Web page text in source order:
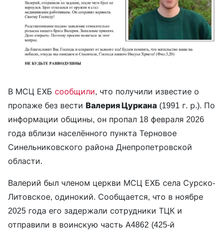
В МСЦ ЕХБ сообщили, что получили известие о
пропаже без вести Валерия Цуркана (1991 г. р.). По
информации общины, он пропал 18 февраля 2026
года вблизи населённого пункта Терновое
Синельниковского района Днепропетровской
области.
Валерий был членом церкви МСЦ ЕХБ села Сурско-
Литовское, одинокий. Сообщается, что в ноябре
2025 года его задержали сотрудники ТЦК и
отправили в воинскую часть А4862 (425-й